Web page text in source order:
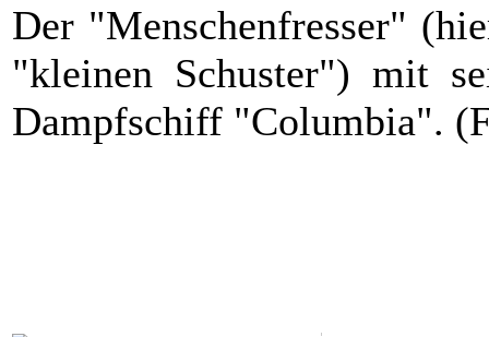
Der "Menschenfresser"
"kleinen Schuster") mit
Dampfschiff "Columbia".